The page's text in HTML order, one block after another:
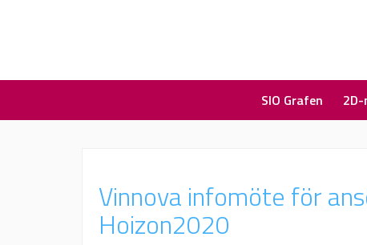
SIO Grafen
Vinnova infomöte för
Hoizon2020